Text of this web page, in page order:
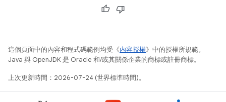
這個頁面中的內容和程式碼範例均受《內容授權》中的授權所規範。
Java 與 OpenJDK 是 Oracle 和/或其關係企業的商標或註冊商標。
上次更新時間：2026-07-24 (世界標準時間)。